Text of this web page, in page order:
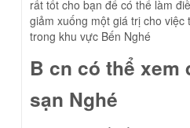
rất tốt cho bạn để có thể làm
giảm xuống một giá trị cho
trong khu vực Bến Nghé
B cn có thể xem
sạn Nghé